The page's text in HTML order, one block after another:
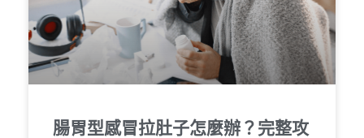
腸胃型感冒拉肚子怎麼辦？完整攻